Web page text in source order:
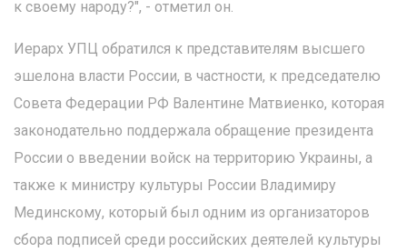
к своему народу?", - отметил он.
Иерарх УПЦ обратился к представителям высшего
эшелона власти России, в частности, к председателю
Совета Федерации РФ Валентине Матвиенко, которая
законодательно поддержала обращение президента
России о введении войск на территорию Украины, а
также к министру культуры России Владимиру
Мединскому, который был одним из организаторов
сбора подписей среди российских деятелей культуры